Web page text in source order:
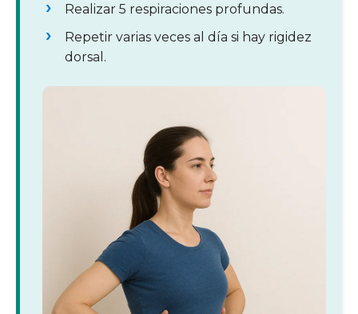
Realizar 5 respiraciones profundas.
Repetir varias veces al día si hay rigidez
dorsal.